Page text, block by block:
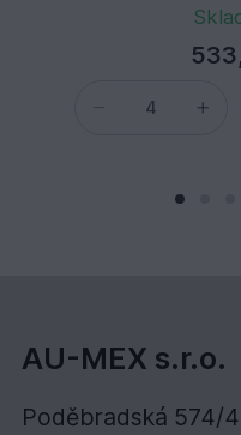
533,
AU-MEX s.r.o.
Poděbradská 574/